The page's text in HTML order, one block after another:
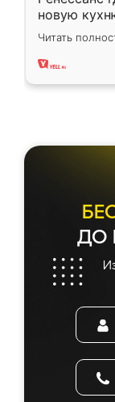
новую
вполне
два года,
Читать
ДО